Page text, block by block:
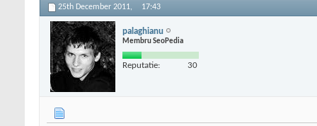
25th December 2011, 17:43
palaghianu
Membru SeoPedia
Reputatie: 30